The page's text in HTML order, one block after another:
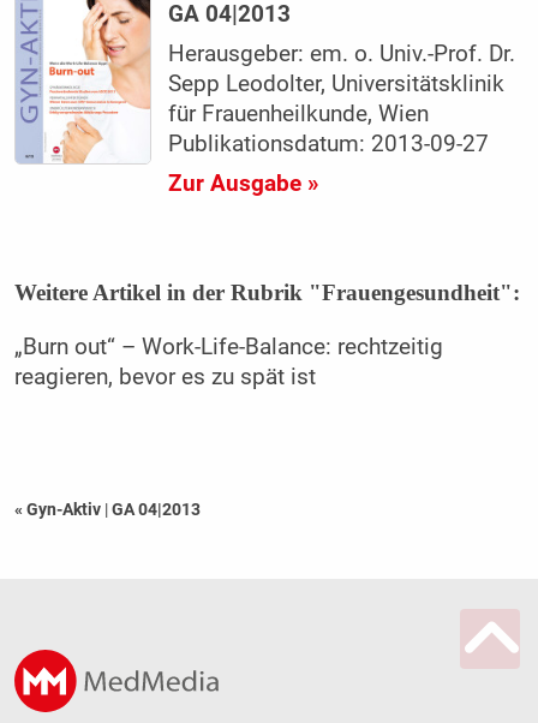
GA 04|2013
Herausgeber: em. o. Univ.-Prof. Dr.
Sepp Leodolter, Universitätsklinik
für Frauenheilkunde, Wien
Publikationsdatum: 2013-09-27
Zur Ausgabe »
Weitere Artikel in der Rubrik "Frauengesundheit":
„Burn out“ – Work-Life-Balance: rechtzeitig
reagieren, bevor es zu spät ist
« Gyn-Aktiv |GA 04|2013